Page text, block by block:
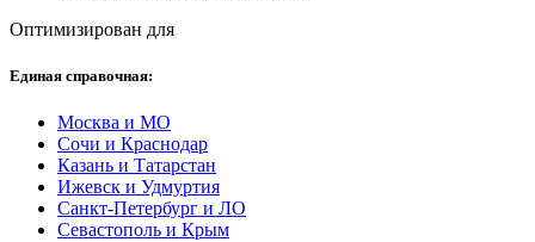
Оптимизирован для
Единая справочная:
Москва и МО
Сочи и Краснодар
Казань и Татарстан
Ижевск и Удмуртия
Санкт-Петербург и ЛО
Севастополь и Крым